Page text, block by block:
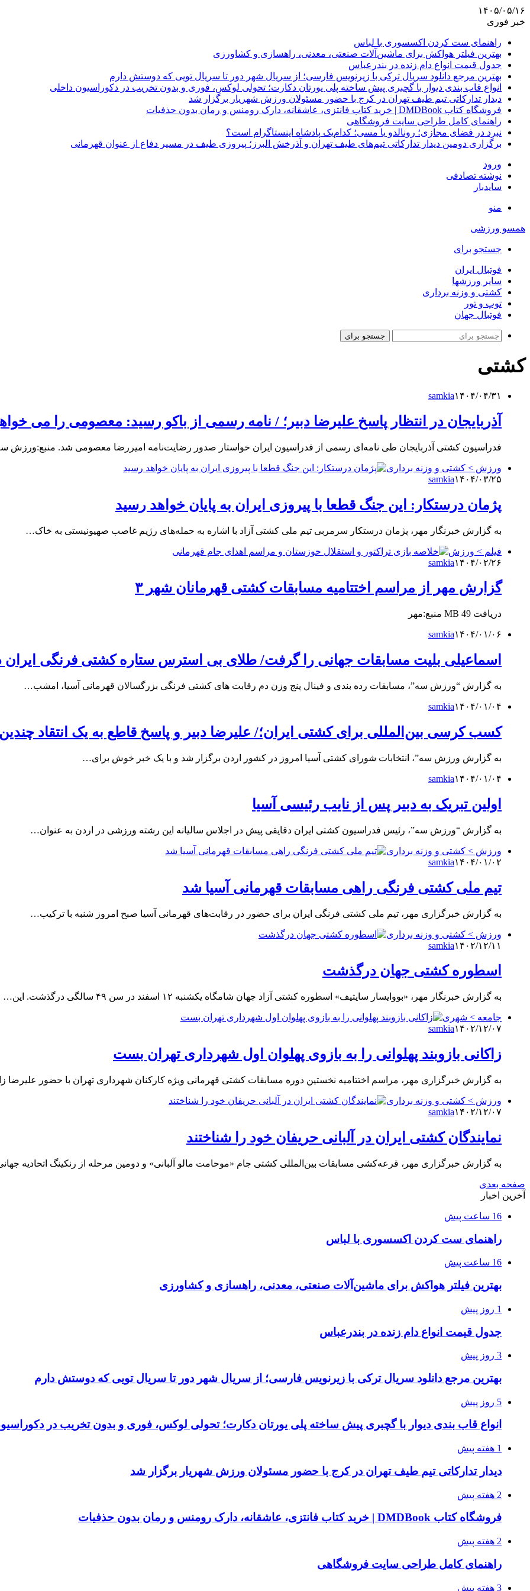
۱۴۰۵/۰۵/۱۶
خبر فوری
راهنمای ست کردن اکسسوری با لباس
بهترین فیلتر هواکش برای ماشین‌آلات صنعتی، معدنی، راهسازی و کشاورزی
جدول قیمت انواع دام زنده در بندرعباس
بهترین مرجع دانلود سریال ترکی با زیرنویس فارسی؛ از سریال شهر دور تا سریال تویی که دوستش دارم
انواع قاب بندی دیوار با گچبری پیش ساخته پلی یورتان دکارت؛ تحولی لوکس، فوری و بدون تخریب در دکوراسیون داخلی
دیدار تدارکاتی تیم طیف تهران در کرج با حضور مسئولان ورزش شهریار برگزار شد
فروشگاه کتاب DMDBook | خرید کتاب فانتزی، عاشقانه، دارک رومنس و رمان بدون حذفیات
راهنمای کامل طراحی سایت فروشگاهی
نبرد در فضای مجازی؛ رونالدو یا مسی؛ کدام‌یک پادشاه اینستاگرام است؟
برگزاری دومین دیدار تدارکاتی تیم‌های طیف تهران و آذرخش البرز؛ پیروزی طیف در مسیر دفاع از عنوان قهرمانی
ورود
نوشته تصادفی
سایدبار
منو
همسو ورزشی
جستجو برای
فوتبال ایران
سایر ورزشها
کشتی و وزنه برداری
توپ و تور
فوتبال جهان
جستجو برای
کشتی
samkia۱۴۰۴/۰۴/۳۱
آذربایجان در انتظار پاسخ علیرضا دبیر؛ / نامه رسمی از باکو رسید: معصومی را می
فدراسیون کشتی آذربایجان طی نامه‌ای رسمی از فدراسیون ایران خواستار صدور رضایت‌نامه امیررضا معصومی شد. منبع:ورزش
ورزش > کشتی و وزنه برداری
samkia۱۴۰۴/۰۳/۲۵
پژمان درستکار: این جنگ قطعا با پیروزی ایران به پایان خواهد رسید
به گزارش خبرنگار مهر، پژمان درستکار سرمربی تیم ملی کشتی آزاد با اشاره به حمله‌های رژیم غاصب صهیونیستی به خاک…
فیلم > ورزش
samkia۱۴۰۴/۰۲/۲۶
گزارش مهر از مراسم اختتامیه مسابقات کشتی قهرمانان شهر ۳
دریافت 49 MB منبع:مهر
samkia۱۴۰۴/۰۱/۰۶
اسماعیلی بلیت مسابقات جهانی را گرفت/ طلای بی استرس ستاره کشتی فرنگی ایران
به گزارش “ورزش سه”، مسابقات رده بندی و فینال پنج وزن دم رقابت های کشتی فرنگی بزرگسالان قهرمانی آسیا، امشب…
samkia۱۴۰۴/۰۱/۰۴
کسب کرسی بین‌المللی برای کشتی ایران؛/ علیرضا دبیر و پاسخ قاطع به یک انتقاد
به گزارش ورزش سه”، انتخابات شورای کشتی آسیا امروز در کشور اردن برگزار شد و با یک خبر خوش برای…
samkia۱۴۰۴/۰۱/۰۴
اولین تبریک به دبیر پس از نایب رئیسی آسیا
به گزارش “ورزش سه”، رئیس فدراسیون کشتی ایران دقایقی پیش در اجلاس سالیانه این رشته ورزشی در اردن به عنوان…
ورزش > کشتی و وزنه برداری
samkia۱۴۰۴/۰۱/۰۲
تیم ملی کشتی فرنگی راهی مسابقات قهرمانی آسیا شد
به گزارش خبرگزاری مهر، تیم ملی کشتی فرنگی ایران برای حضور در رقابت‌های قهرمانی آسیا صبح امروز شنبه با ترکیب…
ورزش > کشتی و وزنه برداری
samkia۱۴۰۲/۱۲/۱۱
اسطوره کشتی جهان درگذشت
به گزارش خبرنگار مهر، «بووایسار سایتیف» اسطوره کشتی آزاد جهان شامگاه یکشنبه ۱۲ اسفند در سن ۴۹ سالگی درگذشت. این…
جامعه > شهری
samkia۱۴۰۲/۱۲/۰۷
زاکانی بازوبند پهلوانی را به بازوی پهلوان اول شهرداری تهران بست
به گزارش خبرگزاری مهر، مراسم اختتامیه نخستین دوره مسابقات کشتی قهرمانی ویژه کارکنان شهرداری تهران با حضور علیرضا
ورزش > کشتی و وزنه برداری
samkia۱۴۰۲/۱۲/۰۷
نمایندگان کشتی ایران در آلبانی حریفان خود را شناختند
به گزارش خبرگزاری مهر، قرعه‌کشی مسابقات بین‌المللی کشتی جام «موحامت مالو آلبانی» و دومین مرحله از رنکینگ اتحادیه
صفحه بعدی
آخرین اخبار
16 ساعت پیش
راهنمای ست کردن اکسسوری با لباس
16 ساعت پیش
بهترین فیلتر هواکش برای ماشین‌آلات صنعتی، معدنی، راهسازی و کشاورزی
1 روز پیش
جدول قیمت انواع دام زنده در بندرعباس
3 روز پیش
بهترین مرجع دانلود سریال ترکی با زیرنویس فارسی؛ از سریال شهر دور تا سریال تویی که دوستش دارم
5 روز پیش
انواع قاب بندی دیوار با گچبری پیش ساخته پلی یورتان دکارت؛ تحولی لوکس، فوری و بدون تخریب در
1 هفته پیش
دیدار تدارکاتی تیم طیف تهران در کرج با حضور مسئولان ورزش شهریار برگزار شد
2 هفته پیش
فروشگاه کتاب DMDBook | خرید کتاب فانتزی، عاشقانه، دارک رومنس و رمان بدون حذفیات
2 هفته پیش
راهنمای کامل طراحی سایت فروشگاهی
3 هفته پیش